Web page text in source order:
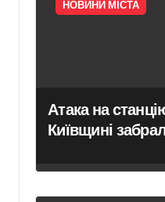
НОВИНИ МІСТА
Атака на
Київщині
чому потяги не
рух під час